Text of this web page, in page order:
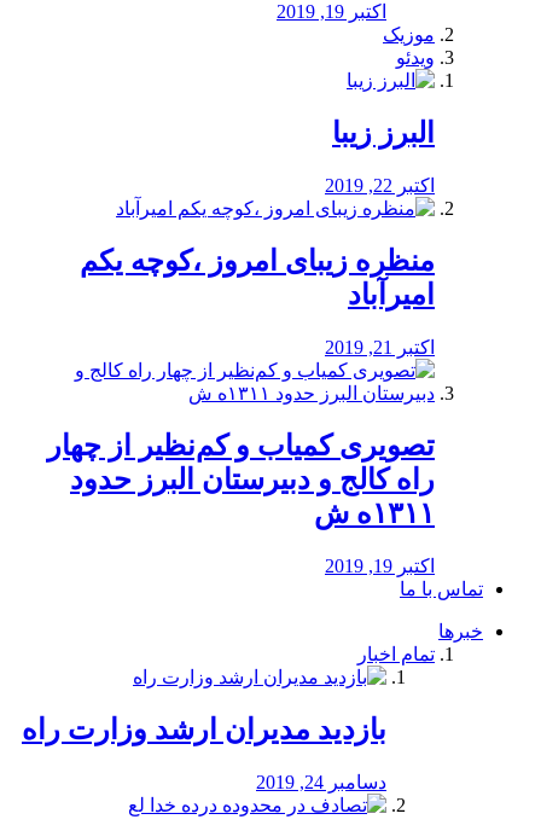
اکتبر 19, 2019
موزیک
ویدئو
البرز زیبا
اکتبر 22, 2019
منظره‌‌ زیبای امروز ،کوچه یکم
امیرآباد
اکتبر 21, 2019
️تصویری کمیاب و کم‌نظیر از چهار
راه كالج و دبيرستان البرز حدود
۱۳۱۱ه ش
اکتبر 19, 2019
تماس با ما
خبرها
تمام اخبار
بازدید مدیران ارشد وزارت راه
دسامبر 24, 2019